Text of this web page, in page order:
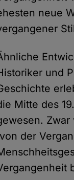
neue
und
Mitte des
Zwar
von der